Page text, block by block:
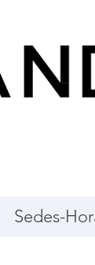
Sedes-